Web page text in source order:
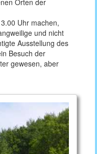
Uhr machen,
und nicht
Ausstellung des
Besuch der
gewesen, aber